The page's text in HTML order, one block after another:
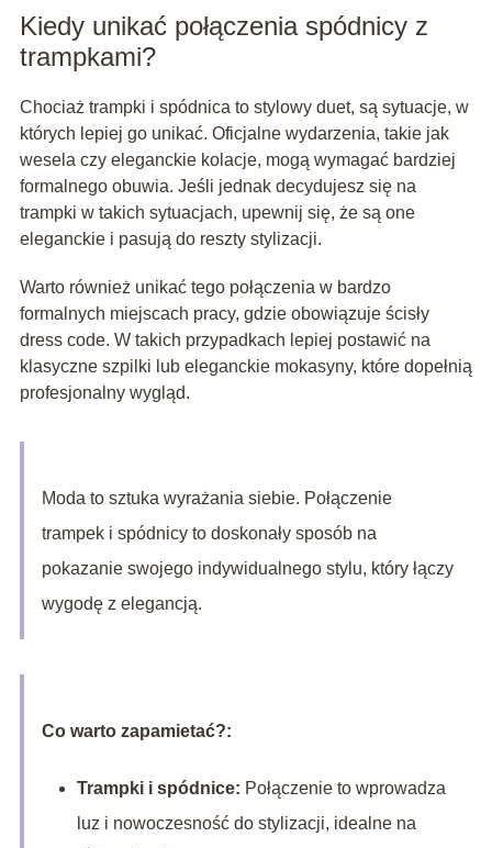
Kiedy unikać połączenia spódnicy z
trampkami?
Chociaż trampki i spódnica to stylowy duet, są sytuacje, w
których lepiej go unikać. Oficjalne wydarzenia, takie jak
wesela czy eleganckie kolacje, mogą wymagać bardziej
formalnego obuwia. Jeśli jednak decydujesz się na
trampki w takich sytuacjach, upewnij się, że są one
eleganckie i pasują do reszty stylizacji.
Warto również unikać tego połączenia w bardzo
formalnych miejscach pracy, gdzie obowiązuje ścisły
dress code. W takich przypadkach lepiej postawić na
klasyczne szpilki lub eleganckie mokasyny, które dopełnią
profesjonalny wygląd.
Moda to sztuka wyrażania siebie. Połączenie
trampek i spódnicy to doskonały sposób na
pokazanie swojego indywidualnego stylu, który łączy
wygodę z elegancją.
Co warto zapamietać?:
Trampki i spódnice: Połączenie to wprowadza
luz i nowoczesność do stylizacji, idealne na